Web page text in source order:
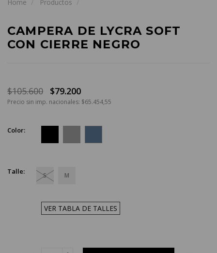
Home Productos
CAMPERA DE LYCRA SOFT
CON CIERRE NEGRO
$105.600 $79.200
Precio sin imp. nacionales: $65.454,55
Color:
Talle: S M
VER TABLA DE TALLES